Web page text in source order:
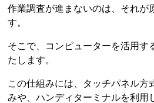
作業調査が進まないのは、それが
す。
そこで、コンピューターを活用す
たします。
この仕組みには、タッチパネル方
みや、ハンディターミナルを利用